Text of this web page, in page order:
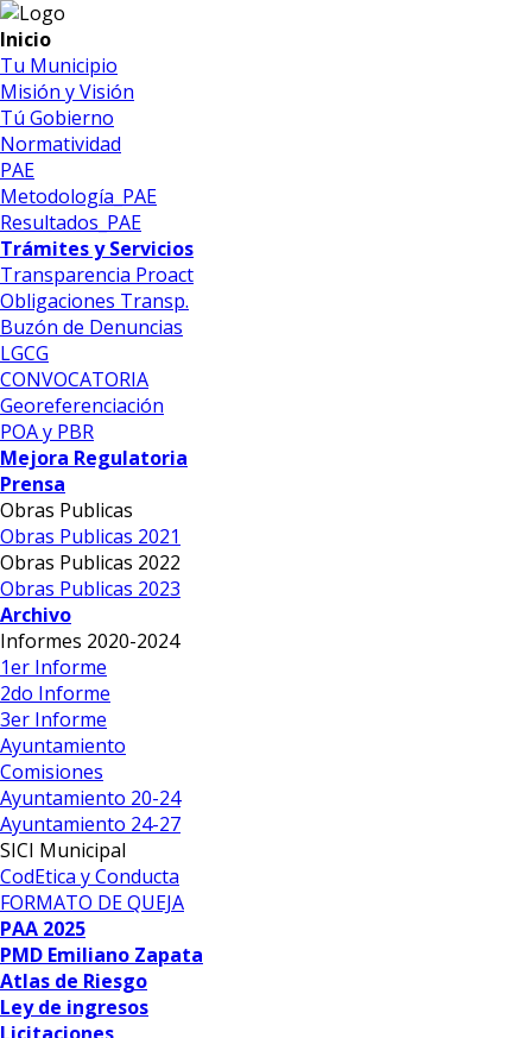
Inicio
Tu Municipio
Misión y Visión
Tú Gobierno
Normatividad
PAE
Metodología_PAE
Resultados_PAE
Trámites y Servicios
Transparencia Proact
Obligaciones Transp.
Buzón de Denuncias
LGCG
CONVOCATORIA
Georeferenciación
POA y PBR
Mejora Regulatoria
Prensa
Obras Publicas
Obras Publicas 2021
Obras Publicas 2022
Obras Publicas 2023
Archivo
Informes 2020-2024
1er Informe
2do Informe
3er Informe
Ayuntamiento
Comisiones
Ayuntamiento 20-24
Ayuntamiento 24-27
SICI Municipal
CodEtica y Conducta
FORMATO DE QUEJA
PAA 2025
PMD Emiliano Zapata
Atlas de Riesgo
Ley de ingresos